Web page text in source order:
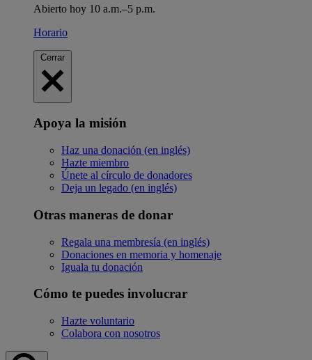
Abierto hoy 10 a.m.–5 p.m.
Horario
Cerrar
Apoya la misión
Haz una donación (en inglés)
Hazte miembro
Únete al círculo de donadores
Deja un legado (en inglés)
Otras maneras de donar
Regala una membresía (en inglés)
Donaciones en memoria y homenaje
Iguala tu donación
Cómo te puedes involucrar
Hazte voluntario
Colabora con nosotros